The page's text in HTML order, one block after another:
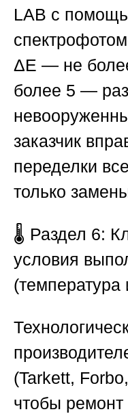
LAB с
ΔE — не
более 5 —
заказчик
переделки
только
🌡️ Раздел 6:
условия
(температура
(Tarkett,
чтобы